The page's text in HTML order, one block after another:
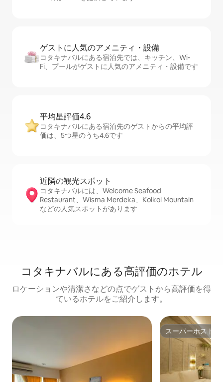
ゲストに人⁠気⁠のア⁠メ⁠ニ⁠テ⁠ィ・設⁠備
コタキナバルにある宿泊先では、キッチン、Wi-
Fi、プールがゲストに人気のアメニティ・設備です
平均星評価4.6
コタキナバルにある宿泊先のゲストからの平均評
価は、5つ星のうち4.6です
近隣の観光ス⁠ポ⁠ッ⁠ト
コタキナバルには、Welcome Seafood
Restaurant、Wisma Merdeka、Kolkol Mountain
などの人気スポットがあります
コタキナバルにある高⁠評⁠価⁠のホ⁠テ⁠ル
ロケーションや清潔さなどの点でゲストから高評価を得
ているホテルをご紹介します。
スーパーホスト
スーパーホスト